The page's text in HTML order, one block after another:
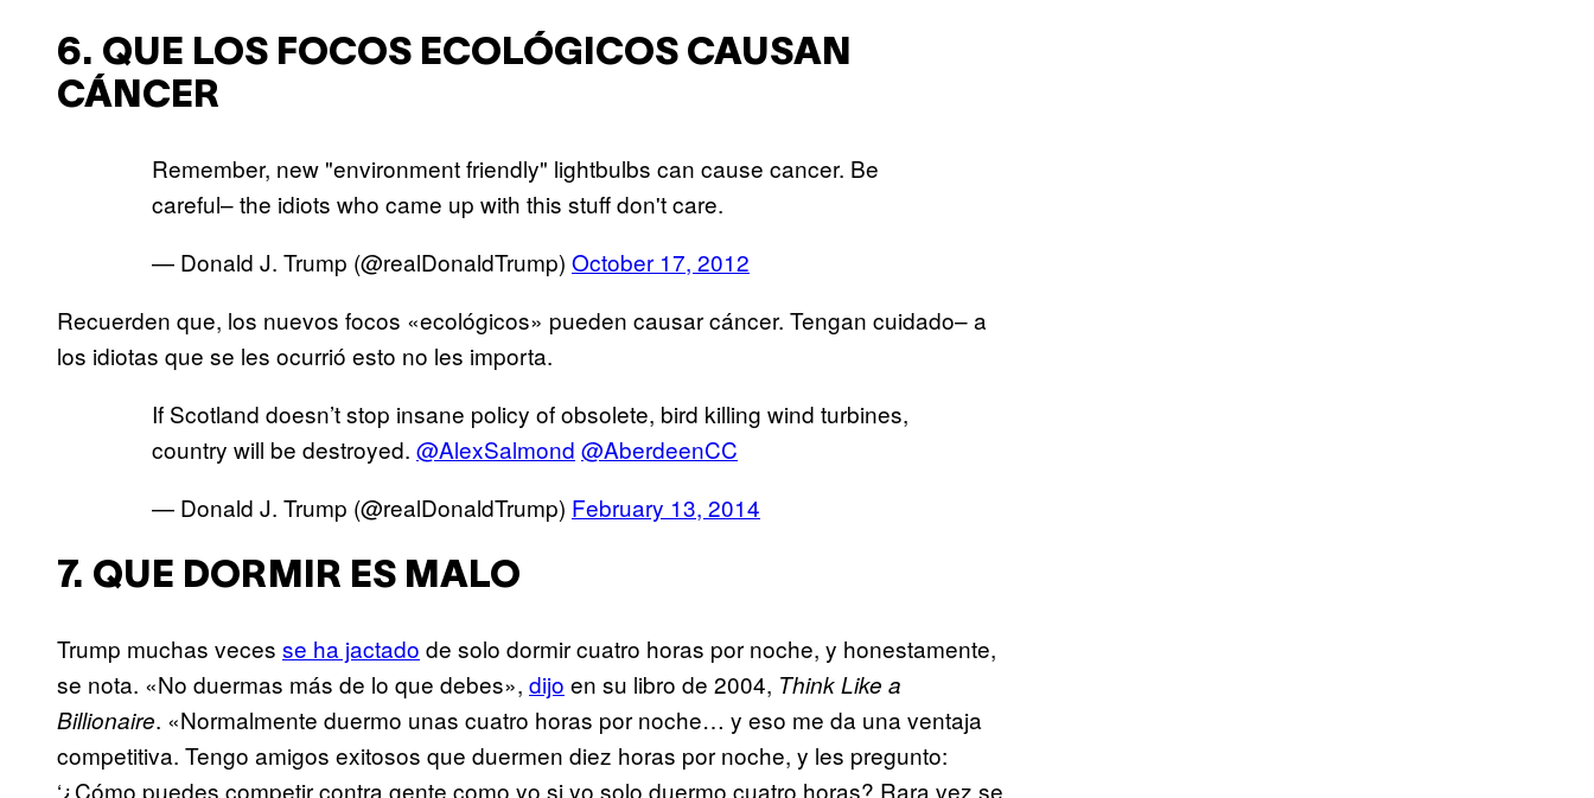
6. QUE LOS FOCOS ECOLÓGICOS CAUSAN
CÁNCER
Remember, new "environment friendly" lightbulbs can cause cancer. Be
careful– the idiots who came up with this stuff don't care.
— Donald J. Trump (@realDonaldTrump) October 17, 2012
Recuerden que, los nuevos focos «ecológicos» pueden causar cáncer. Tengan cuidado– a
los idiotas que se les ocurrió esto no les importa.
If Scotland doesn’t stop insane policy of obsolete, bird killing wind turbines,
country will be destroyed. @AlexSalmond @AberdeenCC
— Donald J. Trump (@realDonaldTrump) February 13, 2014
7. QUE DORMIR ES MALO
Trump muchas veces se ha jactado de solo dormir cuatro horas por noche, y honestamente,
se nota. «No duermas más de lo que debes», dijo en su libro de 2004, Think Like a
Billionaire. «Normalmente duermo unas cuatro horas por noche… y eso me da una ventaja
competitiva. Tengo amigos exitosos que duermen diez horas por noche, y les pregunto:
‘¿Cómo puedes competir contra gente como yo si yo solo duermo cuatro horas? Rara vez se